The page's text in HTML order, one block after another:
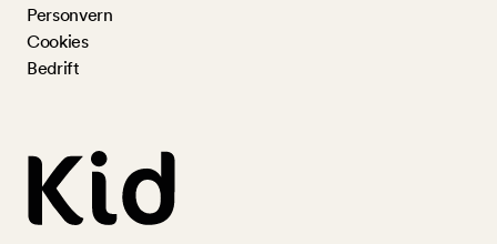
Personvern
Cookies
Bedrift